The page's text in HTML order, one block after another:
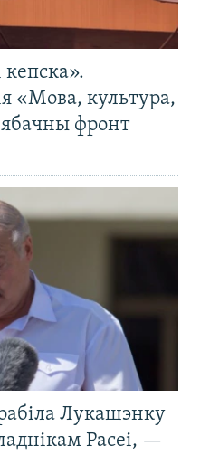
кепска».
«Мова, культура,
фронт
Лукашэнку
Расеі, —